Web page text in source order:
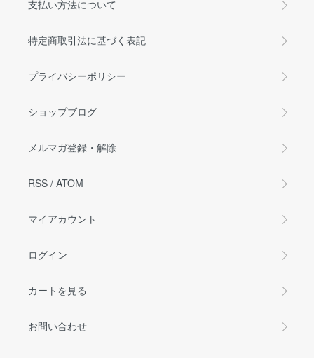
支払い方法について
特定商取引法に基づく表記
プライバシーポリシー
ショップブログ
メルマガ登録・解除
RSS / ATOM
マイアカウント
ログイン
カートを見る
お問い合わせ